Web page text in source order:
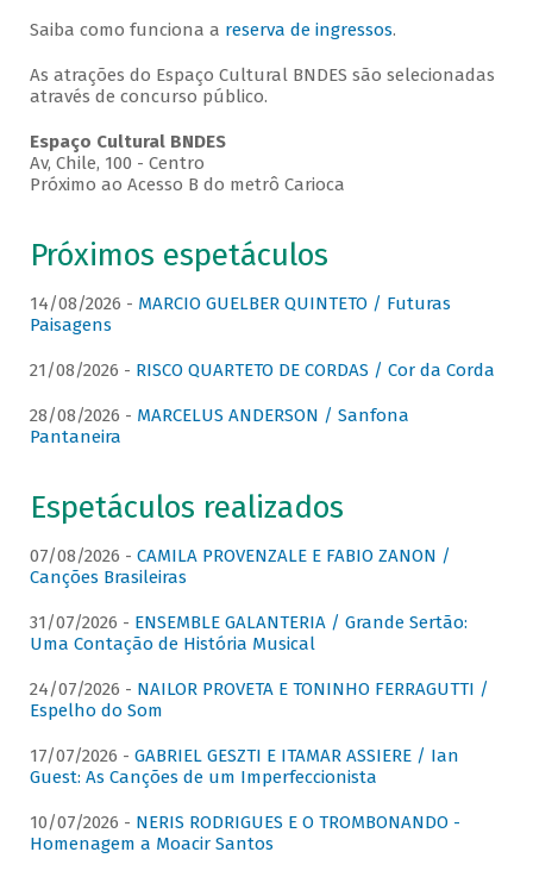
Saiba como funciona a reserva de ingressos.
As atrações do Espaço Cultural BNDES são selecionadas
através de concurso público.
Espaço Cultural BNDES
Av, Chile, 100 - Centro
Próximo ao Acesso B do metrô Carioca
Próximos espetáculos
14/08/2026 - MARCIO GUELBER QUINTETO / Futuras
Paisagens
21/08/2026 - RISCO QUARTETO DE CORDAS / Cor da Corda
28/08/2026 - MARCELUS ANDERSON / Sanfona
Pantaneira
Espetáculos realizados
07/08/2026 - CAMILA PROVENZALE E FABIO ZANON /
Canções Brasileiras
31/07/2026 - ENSEMBLE GALANTERIA / Grande Sertão:
Uma Contação de História Musical
24/07/2026 - NAILOR PROVETA E TONINHO FERRAGUTTI /
Espelho do Som
17/07/2026 - GABRIEL GESZTI E ITAMAR ASSIERE / Ian
Guest: As Canções de um Imperfeccionista
10/07/2026 - NERIS RODRIGUES E O TROMBONANDO -
Homenagem a Moacir Santos